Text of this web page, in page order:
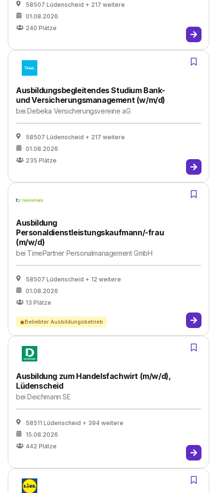
58507 Lüdenscheid + 217 weitere
01.08.2026
240 Plätze
Ausbildungsbegleitendes Studium Bank-
und Versicherungsmanagement (w/m/d)
beiDebeka Versicherungsvereine aG
58507 Lüdenscheid + 217 weitere
01.08.2026
235 Plätze
Ausbildung
Personaldienstleistungskaufmann/-frau
(m/w/d)
bei TimePartner Personalmanagement GmbH
58507 Lüdenscheid + 12 weitere
01.08.2026
13 Plätze
Beliebter Ausbildungsbetrieb
Ausbildung zum Handelsfachwirt (m/w/d),
Lüdenscheid
beiDeichmann SE
58511 Lüdenscheid + 394 weitere
15.08.2026
442 Plätze